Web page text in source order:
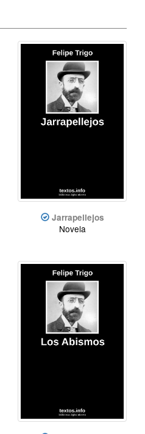
Jarrapellejos
Novela